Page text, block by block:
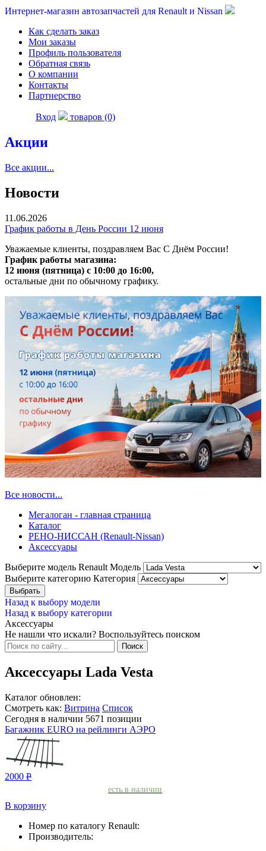
Интернет-магазин автозапчастей для Renault и Nissan
Как сделать заказ
Мои заказы
Профиль пользователя
Обратная связь
О компании
Контакты
Партнерство
Вход товаров (0)
Акции
Все акции...
Новости
11.06.2026
График работы в День России 12 июня
Уважаемые клиенты, поздравляем Вас С Днём России!
График работы магазина:
12 июня (пятница) с 10:00 до 16:00,
остальные дни по обычному графику.
Все новости...
Мегалоган - главная страница
Каталог
РЕНО-НИССАН (Renault-Nissan)
Аксессуары
Выберите модель Renault Модель
Выберите категорию Категория
Назад к выбору модели
Назад к выбору категории
Аксессуары
Не нашли что искали? Воспользуйтесь поиском
Аксессуары Lada Vesta
Каталог обновлен:
Смотреть как: Витрина Список
Сегодня в наличии 5671 позиции
Багажник EURO на рейлинги АЭРО
2000 Р
есть в наличии
В корзину
Номер по каталогу Renault:
Производитель: